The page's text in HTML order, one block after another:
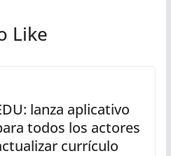
Like
lanza aplicativo
todos los actores
currículo